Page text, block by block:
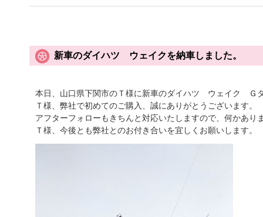
新車のダイハツ ウェイクを納車しました。
本日、山口県下関市のＴ様に新車のダイハツ ウェイク Ｇ
Ｔ様、弊社で初めてのご購入、誠にありがとうございます。
アフターフォローもきちんと対応いたしますので、何かあり
Ｔ様、今後とも弊社とのお付き合いを宜しくお願いします。